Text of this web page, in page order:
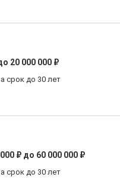
20 000 000 ₽
срок до 30 лет
₽ до 60 000 000 ₽
срок до 30 лет